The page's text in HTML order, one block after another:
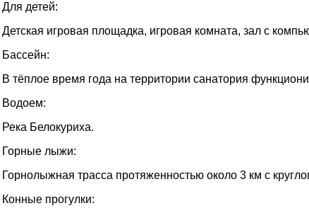
Для детей:
Детская игровая площадка, игровая комната, зал с
Бассейн:
В тёплое время года на территории санатория
Водоем:
Река Белокуриха.
Горные лыжи:
Горнолыжная трасса протяженностью около 3 км с
Конные прогулки: